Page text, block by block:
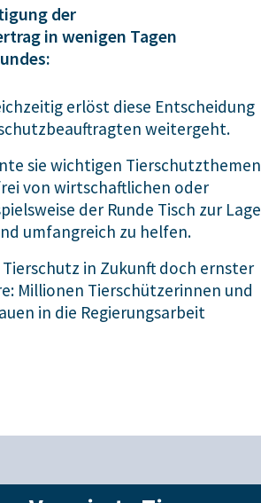
der
in wenigen Tagen
erlöst diese Entscheidung
weitergeht.
sie wichtigen Tierschutzthemen
von wirtschaftlichen oder
der Runde Tisch zur Lage
umfangreich zu helfen.
Tierschutz in Zukunft doch ernster
Millionen Tierschützerinnen und
in die Regierungsarbeit